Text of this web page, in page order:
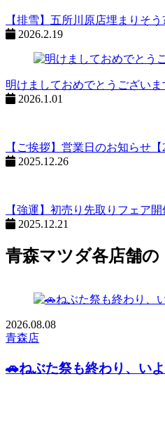
【排雪】五所川原店埋まりそう
2026.2.19
明けましておめでとうございま
2026.1.01
【ご挨拶】営業日のお知らせ【
2025.12.26
【強運】初売り先取りフェア開
2025.12.21
青森マツダ各店舗の
2026.08.08
青森店
🚗ねぶた祭も終わり、い